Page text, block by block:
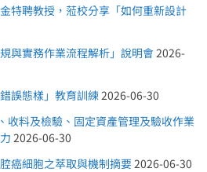
特聘教授，蒞校分享「如何重新設計
與實務作業流程解析」說明會 2026-
誤態樣」教育訓練 2026-06-30
收料及檢驗、固定資產管理及驗收作業
2026-06-30
癌細胞之萃取與機制摘要 2026-06-30